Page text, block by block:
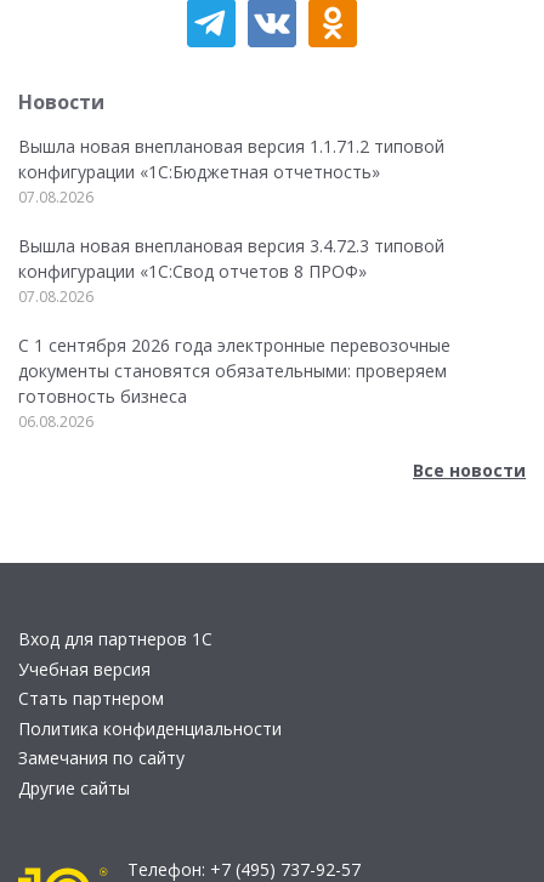
Новости
Вышла новая внеплановая версия 1.1.71.2 типовой
конфигурации «1C:Бюджетная отчетность»
07.08.2026
Вышла новая внеплановая версия 3.4.72.3 типовой
конфигурации «1C:Свод отчетов 8 ПРОФ»
07.08.2026
С 1 сентября 2026 года электронные перевозочные
документы становятся обязательными: проверяем
готовность бизнеса
06.08.2026
Все новости
Вход для партнеров 1С
Учебная версия
Стать партнером
Политика конфиденциальности
Замечания по сайту
Другие сайты
Телефон: +7 (495) 737-92-57